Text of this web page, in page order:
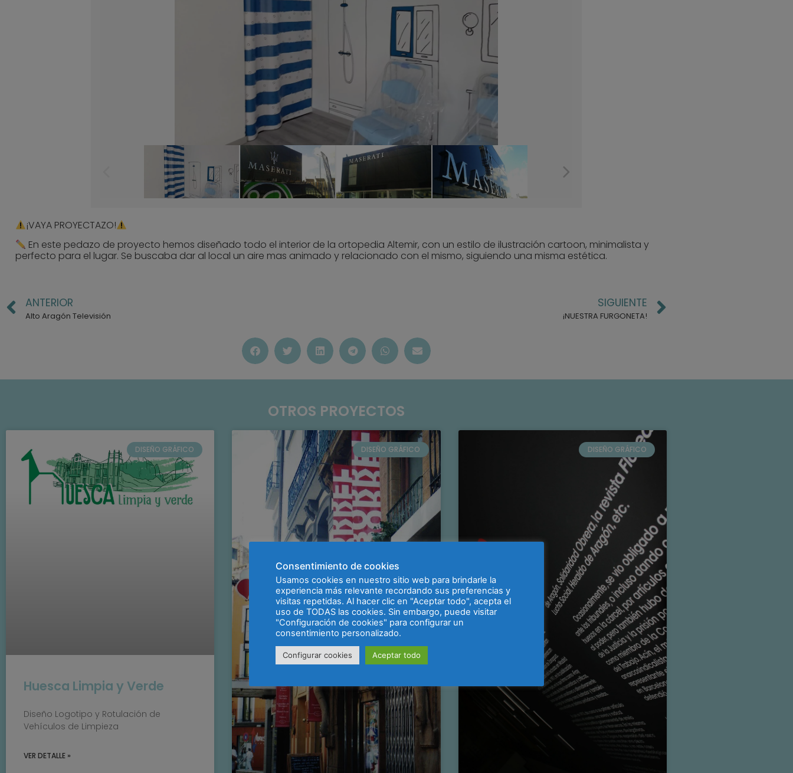
​¡VAYA PROYECTAZO!
​ En este pedazo de proyecto hemos diseñado todo el interior de la ortopedia Altemir, con un estilo de ilustración cartoon, minimalista y
perfecto para el lugar. Se buscaba dar al local un aire mas animado y relacionado con el mismo, siguiendo una misma estética.
ANTERIOR
Alto Aragón Televisión
SIGUIENTE
¡NUESTRA FURGONETA!
OTROS PROYECTOS
DISEÑO GRÁFICO
Huesca Limpia y Verde
Diseño Logotipo y Rotulación de
Vehículos de Limpieza
VER DETALLE »
DISEÑO GRÁFICO DISEÑO GRÁFICO
Consentimiento de cookies
Usamos cookies en nuestro sitio web para brindarle la
experiencia más relevante recordando sus preferencias y
visitas repetidas. Al hacer clic en "Aceptar todo", acepta el
uso de TODAS las cookies. Sin embargo, puede visitar
"Configuración de cookies" para configurar un
consentimiento personalizado.
Configurar cookies Aceptar todo